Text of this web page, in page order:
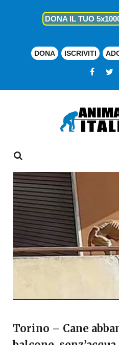
DONA IL TUO
DONA ISCRIVITI
Torino – Cane